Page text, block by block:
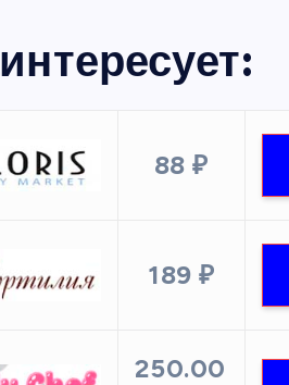
88 ₽
189 ₽
250.00